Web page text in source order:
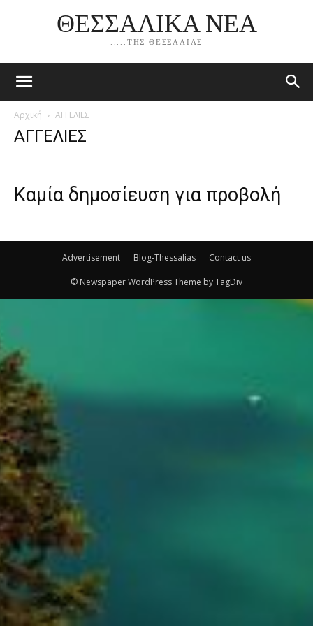
ΘΕΣΣΑΛΙΚΑ ΝΕΑ
.....ΤΗΣ ΘΕΣΣΑΛΙΑΣ
Αρχική ΑΓΓΕΛΙΕΣ
ΑΓΓΕΛΙΕΣ
Καμία δημοσίευση για προβολή
Advertisement Blog-Thessalias Contact us
© Newspaper WordPress Theme by TagDiv